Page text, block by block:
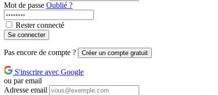
Mot de passe Oublié ?
Rester connecté
Se connecter
Pas encore de compte ? Créer un compte gratuit
S'inscrire avec Google
ou par email
Adresse email